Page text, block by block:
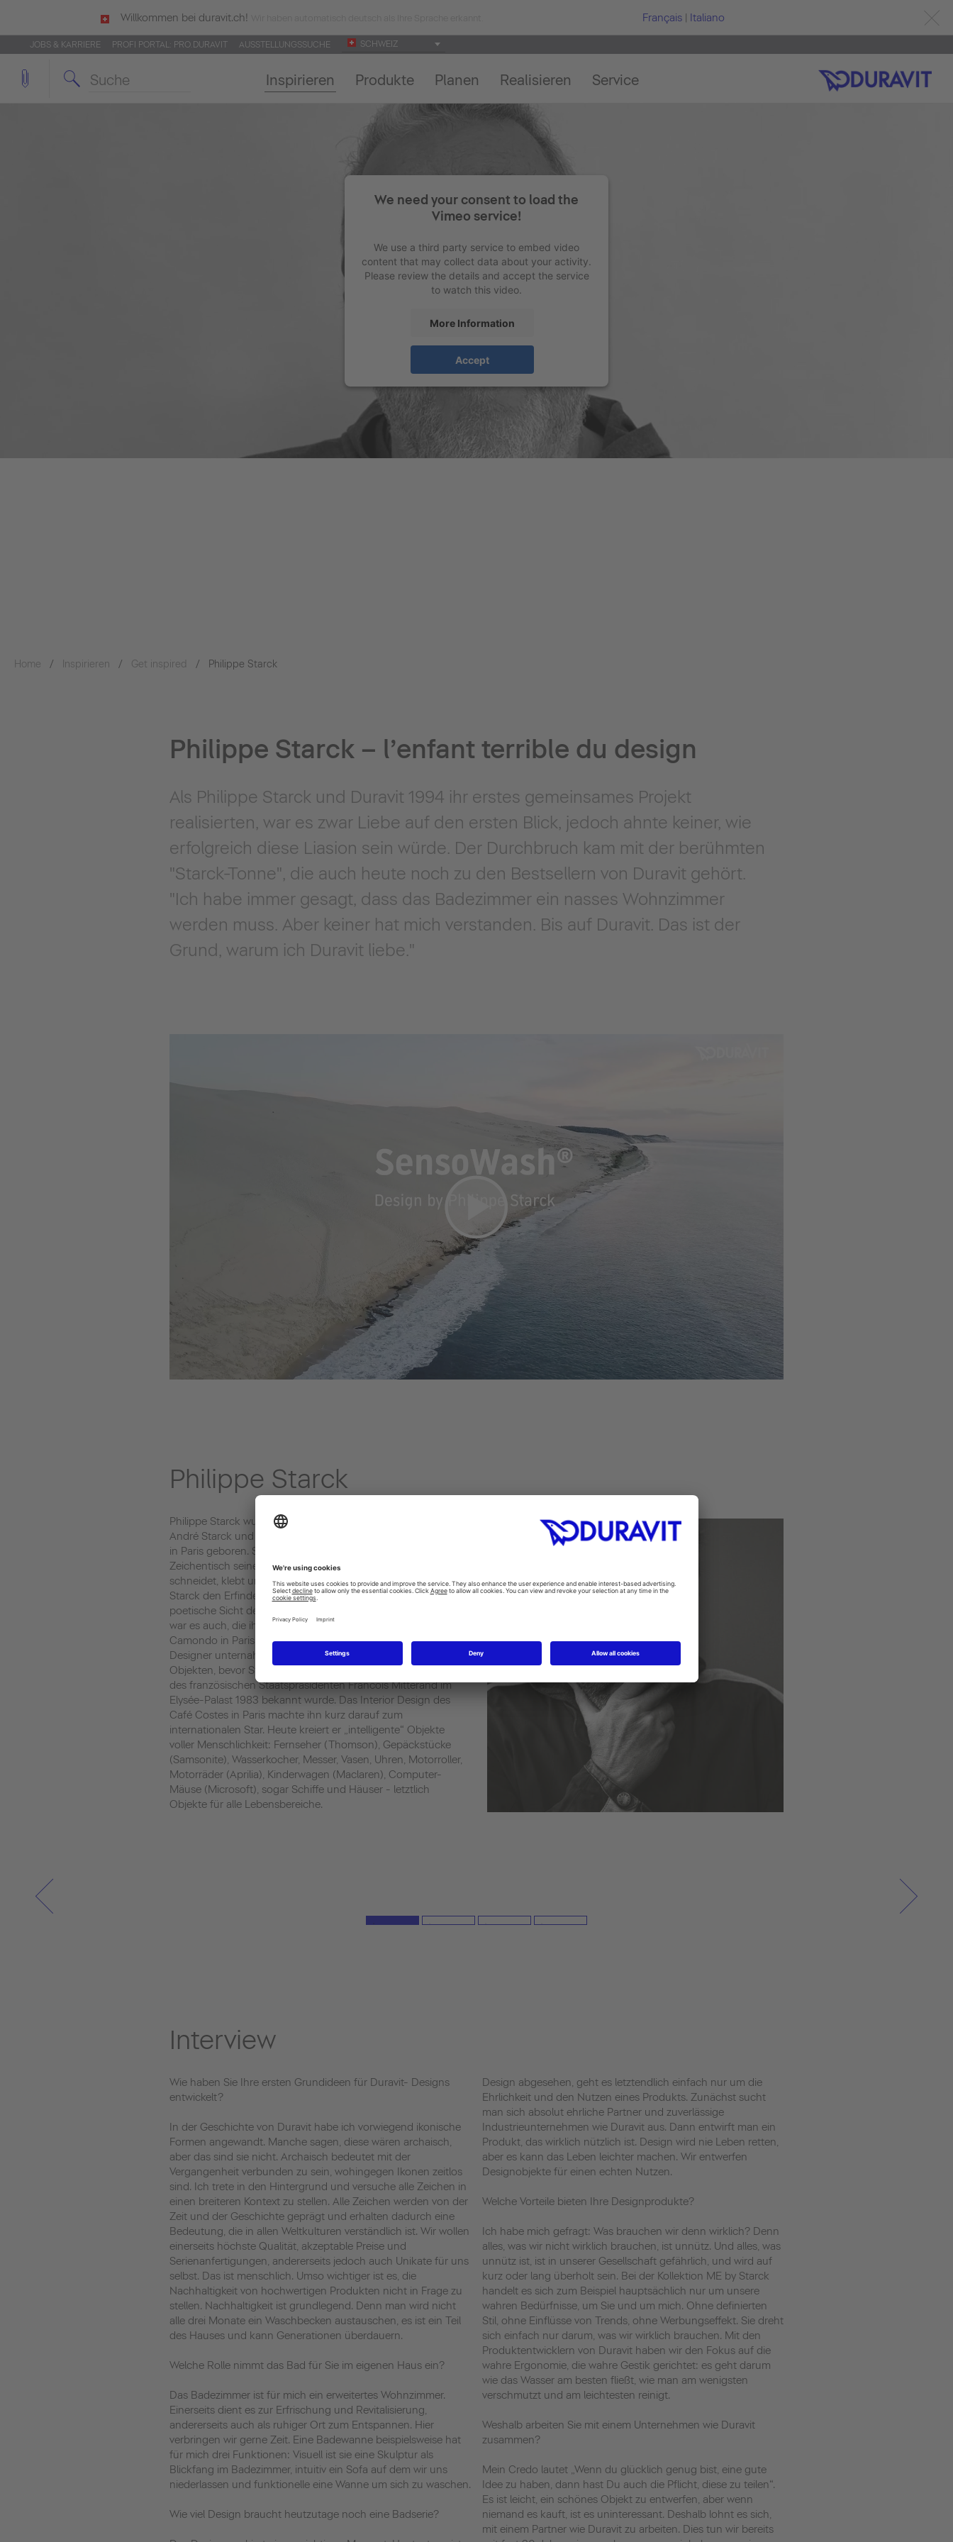
Willkommen bei duravit.ch! Français | Italiano
JOBS & KARRIERE PROFI PORTAL: PRO.DURAVIT AUSSTELLUNGSSUCHE SCHWEIZ
Inspirieren Produkte Planen Realisieren Service
We need your consent to load the
Vimeo service!
We use a third party service to embed video
content that may collect data about your activity.
Please review the details and accept the service
to watch this video.
More Information
Accept
Home Inspirieren Get inspired Philippe Starck
Philippe Starck – l’enfant terrible du design
Als Philippe Starck und Duravit 1994 ihr erstes gemeinsames Projekt
realisierten, war es zwar Liebe auf den ersten Blick, jedoch ahnte keiner, wie
erfolgreich diese Liasion sein würde. Der Durchbruch kam mit der berühmten
"Starck-Tonne", die auch heute noch zu den Bestsellern von Duravit gehört.
"Ich habe immer gesagt, dass das Badezimmer ein nasses Wohnzimmer
werden muss. Aber keiner hat mich verstanden. Bis auf Duravit. Das ist der
Grund, warum ich Duravit liebe."
Philippe Starck
Philippe Starck wurde als Sohn des Flugzeugkonstrukteurs
André Starck und seiner Frau Jacqueline am 18. Januar 1949
in Paris geboren. Seine Kindheit verbringt Starck unter dem
Zeichentisch seines Vaters, wo er stundenlang sägt,
schneidet, klebt und schleift. Von seinem Vater hat Philippe
Starck den Erfindergeist geerbt, von seiner Mutter die
poetische Sicht der Welt und den eleganten Lebensstil. Sie
war es auch, die ihm geraten hat, an der Ecole Nissim de
Camondo in Paris Design zu studieren. Erste Schritte als
Designer unternahm er unter anderem mit aufblasbaren
Objekten, bevor Starck mit der Möblierung von Privaträumen
des französischen Staatspräsidenten Francois Mitterand im
Elysée-Palast 1983 bekannt wurde. Das Interior Design des
Café Costes in Paris machte ihn kurz darauf zum
internationalen Star. Heute kreiert er „intelligente“ Objekte
voller Menschlichkeit: Fernseher (Thomson), Gepäckstücke
(Samsonite), Wasserkocher, Messer, Vasen, Uhren, Motorroller,
Motorräder (Aprilia), Kinderwagen (Maclaren), Computer-
Mäuse (Microsoft), sogar Schiffe und Häuser - letztlich
Objekte für alle Lebensbereiche.
Interview
Wie haben Sie Ihre ersten Grundideen für Duravit- Designs
entwickelt?
In der Geschichte von Duravit habe ich vorwiegend ikonische
Formen angewandt. Manche sagen, diese wären archaisch,
aber das sind sie nicht. Archaisch bedeutet mit der
Vergangenheit verbunden zu sein, wohingegen Ikonen zeitlos
sind. Ich trete in den Hintergrund und versuche alle Zeichen in
einen breiteren Kontext zu stellen. Alle Zeichen werden von der
Zeit und der Geschichte geprägt und erhalten dadurch eine
Bedeutung, die in allen Weltkulturen verständlich ist. Wir wollen
einerseits höchste Qualität, akzeptable Preise und
Serienanfertigungen, andererseits jedoch auch Unikate für uns
selbst. Das ist menschlich. Umso wichtiger ist es, die
Nachhaltigkeit von hochwertigen Produkten nicht in Frage zu
stellen. Nachhaltigkeit ist grundlegend. Denn man wird nicht
alle drei Monate ein Waschbecken austauschen, es ist ein Teil
des Hauses und kann Generationen überdauern.
Welche Rolle nimmt das Bad für Sie im eigenen Haus ein?
Das Badezimmer ist für mich ein erweitertes Wohnzimmer.
Einerseits dient es zur Erfrischung und Revitalisierung,
andererseits auch als ruhiger Ort zum Entspannen. Hier
verbringen wir gerne Zeit. Eine Badewanne beispielsweise hat
für mich drei Funktionen: Visuell ist sie eine Skulptur als
Blickfang im Badezimmer, intuitiv ein Sofa auf dem wir uns
niederlassen und funktionelle eine Wanne um sich zu waschen.
Wie viel Design braucht heutzutage noch eine Badserie?
Design abgesehen, geht es letztendlich einfach nur um die
Ehrlichkeit und den Nutzen eines Produkts. Zunächst sucht
man sich absolut ehrliche Partner und zuverlässige
Industrieunternehmen wie Duravit aus. Dann entwirft man ein
Produkt, das wirklich nützlich ist. Design wird nie Leben retten,
aber es kann das Leben leichter machen. Wir entwerfen
Designobjekte für einen echten Nutzen.
Welche Vorteile bieten Ihre Designprodukte?
Ich habe mich gefragt: Was brauchen wir denn wirklich? Denn
alles, was wir nicht wirklich brauchen, ist unnütz. Und alles, was
unnütz ist, ist in unserer Gesellschaft gefährlich, und wird auf
kurz oder lang überholt sein. Bei der Kollektion ME by Starck
handelt es sich zum Beispiel hauptsächlich nur um unsere
wahren Bedürfnisse, um Sie und um mich. Ohne definierten
Stil, ohne Einflüsse von Trends, ohne Werbungseffekt. Sie dreht
sich einfach nur darum, was wir wirklich brauchen. Mit den
Produktentwicklern von Duravit haben wir den Fokus auf die
wahre Ergonomie, die wahre Gestik gerichtet: es geht darum
wie das Wasser am besten fließt, wie man am wenigsten
verschmutzt und am leichtesten reinigt.
Weshalb arbeiten Sie mit einem Unternehmen wie Duravit
zusammen?
Mein Credo lautet „Wenn du glücklich genug bist, eine gute
Idee zu haben, dann hast Du auch die Pflicht, diese zu teilen“.
Es ist leicht, ein schönes Objekt zu entwerfen, aber wenn
niemand es kauft, ist es uninteressant. Deshalb lohnt es sich,
mit einem Partner wie Duravit zu arbeiten. Dies tun wir bereits